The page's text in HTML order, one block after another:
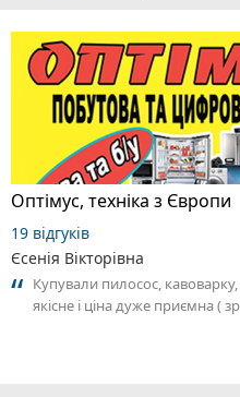
Оптімус, техніка з Європи
19 відгуків
Єсенія Вікторівна
Купували пилосос,
якісне і ціна дуже приємна (